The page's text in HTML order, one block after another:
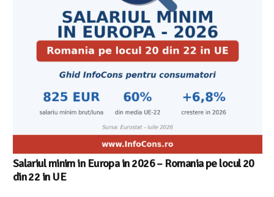
Salariul minim in Europa in 2026 – Romania pe locul 20
din 22 in UE